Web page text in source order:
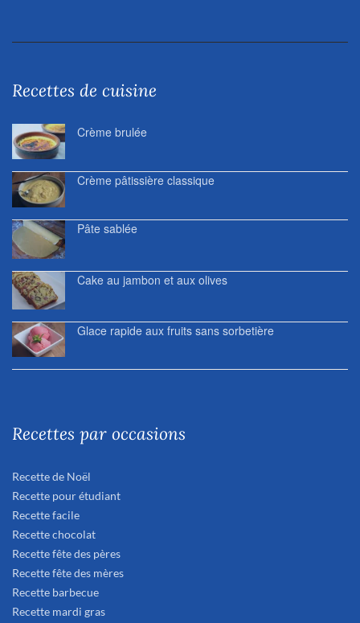
Recettes de cuisine
Crème brulée
Crème pâtissière classique
Pâte sablée
Cake au jambon et aux olives
Glace rapide aux fruits sans sorbetière
Recettes par occasions
Recette de Noël
Recette pour étudiant
Recette facile
Recette chocolat
Recette fête des pères
Recette fête des mères
Recette barbecue
Recette mardi gras